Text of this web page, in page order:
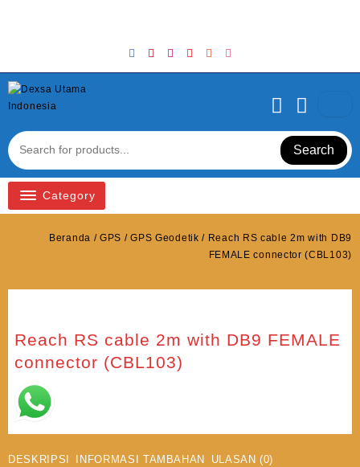
Search
Category
Beranda /GPS /GPS Geodetik / Reach RS cable 2m with DB9
FEMALE connector (CBL103)
Reach RS cable 2m with DB9 FEMALE
connector (CBL103)
DESKRIPSI INFORMASI TAMBAHAN ULASAN (0)